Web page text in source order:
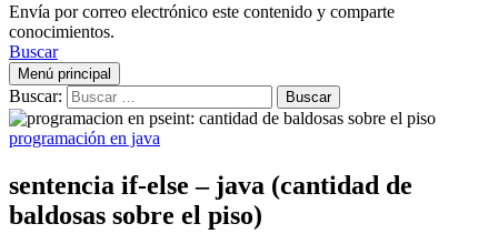
Envía por correo electrónico este contenido y comparte
conocimientos.
Buscar
Menú principal
Buscar:
programación en java
sentencia if-else – java (cantidad de
baldosas sobre el piso)